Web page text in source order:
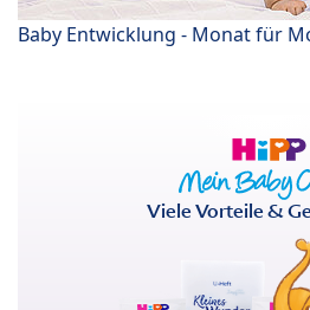
Baby Entwicklung - Monat für
Viele Vorteile &